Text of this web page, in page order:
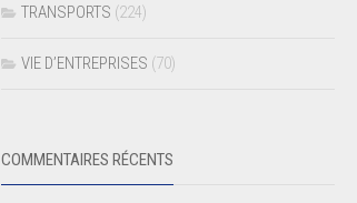
TRANSPORTS (224)
VIE D’ENTREPRISES (70)
COMMENTAIRES RÉCENTS